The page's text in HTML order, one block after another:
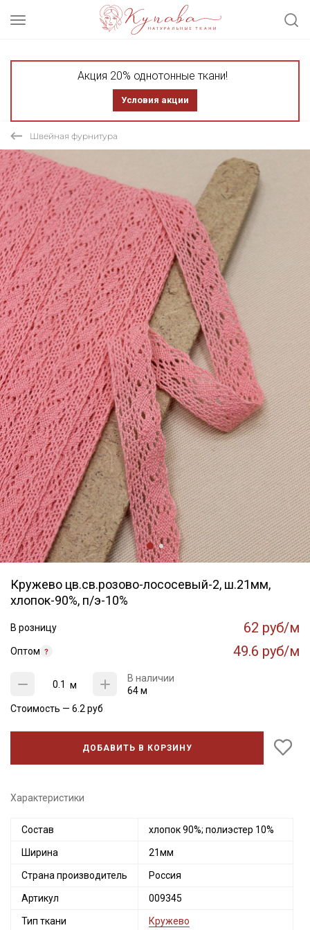
Акция 20% однотонные ткани!
Условия акции
Швейная фурнитура
Кружево цв.св.розово-лососевый-2, ш.21мм,
хлопок-90%, п/э-10%
В розницу 62 руб/м
Оптом 49.6 руб/м
м
В наличии
64 м
Стоимость — 6.2 руб
ДОБАВИТЬ В КОРЗИНУ
Характеристики
Состав хлопок 90%; полиэстер 10%
Ширина 21мм
Страна производитель Россия
Артикул 009345
Тип ткани Кружево